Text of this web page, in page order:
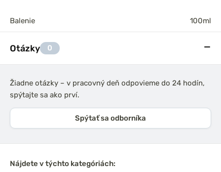
Balenie 100ml
Otázky 0
Žiadne otázky – v pracovný deň odpovieme do 24 hodín,
spýtajte sa ako prví.
Spýtať sa odborníka
Nájdete v týchto kategóriách: